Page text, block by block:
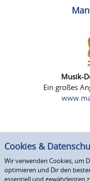
Musik-
Ein großes
Cookies &
Wir verwenden Cookies, um
optimieren und Dir den
essentiell und gewährleisten